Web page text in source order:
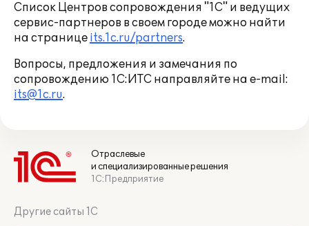
Список Центров сопровождения "1С" и ведущих
сервис-партнеров в своем городе можно найти
на странице its.1c.ru/partners.
Вопросы, предложения и замечания по
сопровождению 1С:ИТС направляйте на е-mail:
its@1c.ru.
Отраслевые
и специализированные решения
1С:Предприятие
Другие сайты 1С